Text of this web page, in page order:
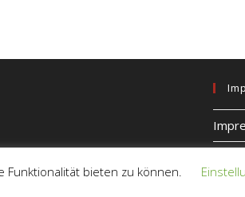
Funktionalität bieten zu können.